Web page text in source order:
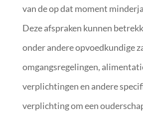
van de op dat moment
Deze afspraken kunnen
onder andere opvoedkundige
omgangsregelingen,
verplichtingen en andere
verplichting om een